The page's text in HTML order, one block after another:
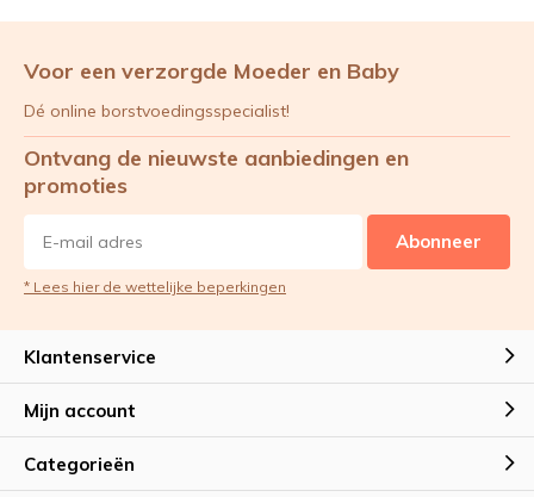
Voor een verzorgde Moeder en Baby
Dé online borstvoedingsspecialist!
Ontvang de nieuwste aanbiedingen en
promoties
Abonneer
* Lees hier de wettelijke beperkingen
Klantenservice
Mijn account
Categorieën